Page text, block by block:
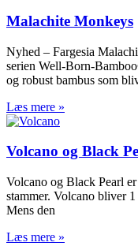
Malachite Monkeys
Nyhed – Fargesia
serien Well-Born-
og robust bambus som
Læs mere »
Volcano og Black
Volcano og Black Pearl
stammer. Volcano bliver
Mens den
Læs mere »